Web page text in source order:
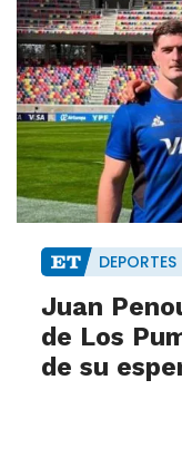
DEPORTES
Juan
de Los
de su